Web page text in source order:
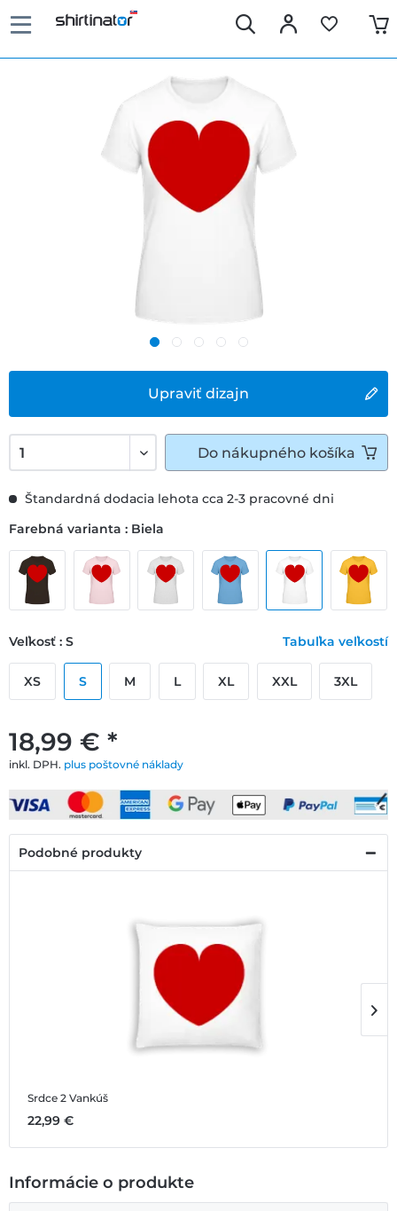
Upraviť dizajn
18,99 € *
inkl. DPH. plus poštovné náklady
Štandardná dodacia lehota cca 2-3 pracovné dni
Farebná varianta : Biela
Veľkosť : S Tabuľka veľkostí
XS S M L XL XXL 3XL
Do nákupného košíka
Podobné produkty
Srdce 2 Vankúš
22,99 €
Informácie o produkte